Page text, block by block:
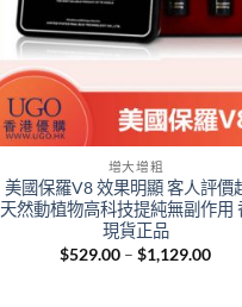
+
增大增粗
美國保羅V8 效果明顯 客人評價
天然動植物高科技提純無副作用
現貨正品
$529.00 – $1,129.00